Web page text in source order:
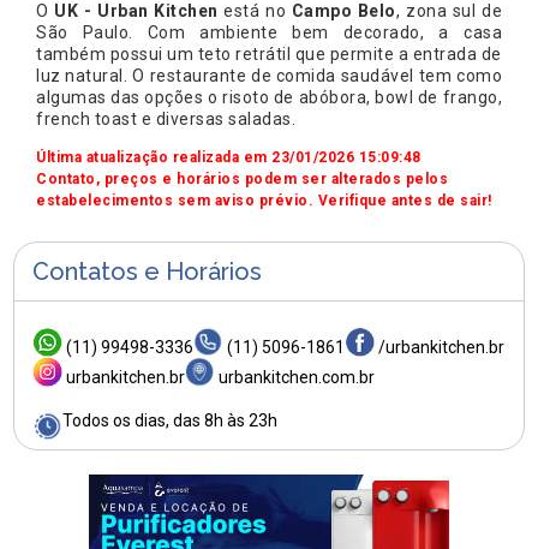
O UK - Urban Kitchen está no Campo Belo, zona sul de
São Paulo. Com ambiente bem decorado, a casa
também possui um teto retrátil que permite a entrada de
luz natural. O restaurante de comida saudável tem como
algumas das opções o risoto de abóbora, bowl de frango,
french toast e diversas saladas.
Última atualização realizada em 23/01/2026 15:09:48
Contato, preços e horários podem ser alterados pelos
estabelecimentos sem aviso prévio. Verifique antes de sair!
Contatos e Horários
(11) 99498-3336 (11) 5096-1861
/urbankitchen.br
urbankitchen.br
urbankitchen.com.br
Todos os dias, das 8h às 23h